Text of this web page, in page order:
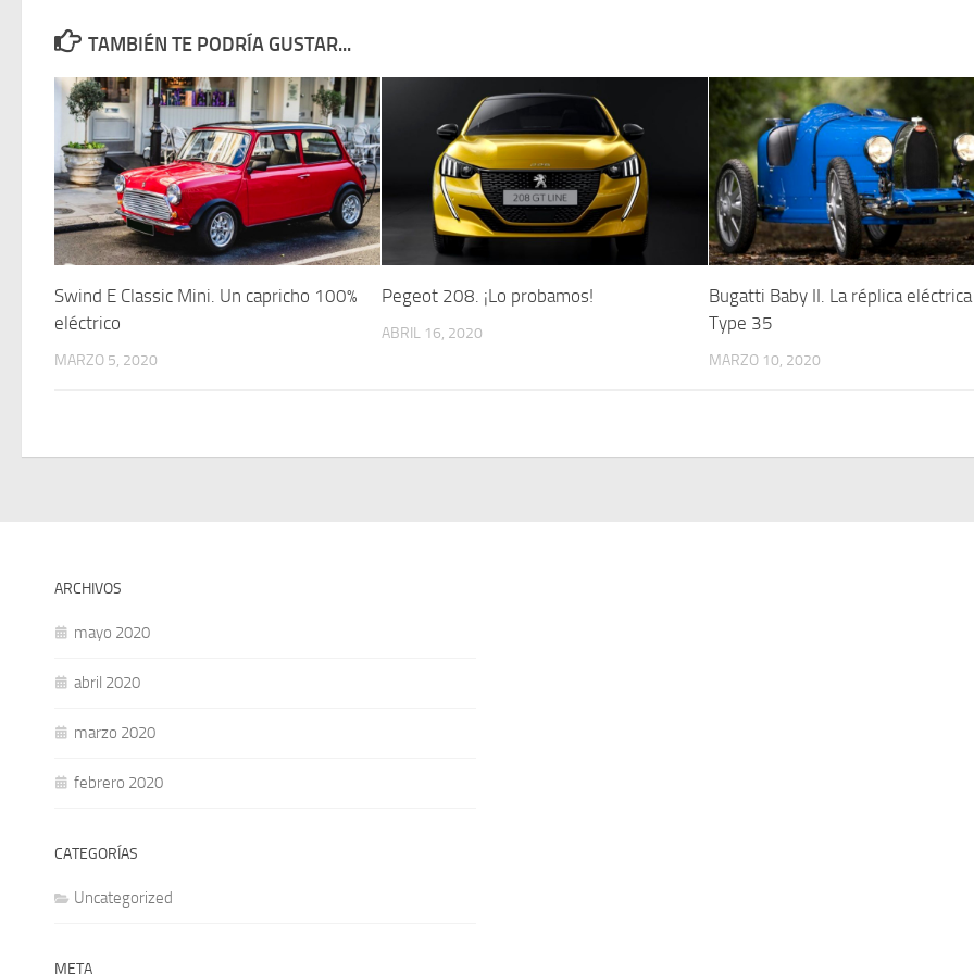
TAMBIÉN TE PODRÍA GUSTAR...
Swind E Classic Mini. Un capricho 100%
eléctrico
MARZO 5, 2020
Pegeot 208. ¡Lo probamos!
ABRIL 16, 2020
Bugatti Baby II. La réplica
Type 35
MARZO 10, 2020
ARCHIVOS
mayo 2020
abril 2020
marzo 2020
febrero 2020
CATEGORÍAS
Uncategorized
META